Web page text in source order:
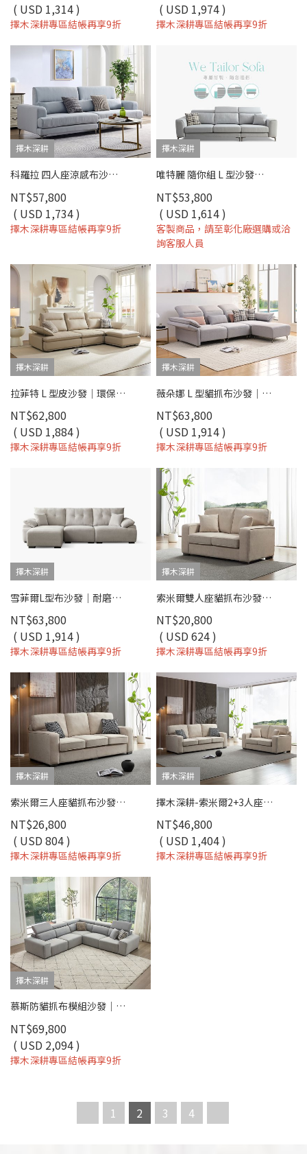
( USD 1,314 )
擇木深耕專區結帳再享9折
( USD 1,974 )
擇木深耕專區結帳再享9折
擇木深耕
科羅拉 四人座涼感布沙發｜冰感涼感布 × 高密度彈力坐墊 × 十年骨架保固 – 擇木深耕系列
NT$57,800
( USD 1,734 )
擇木深耕專區結帳再享9折
擇木深耕
唯特麗 隨你組 L 型沙發｜涼感布 × 高密度彈力坐墊 × 十年骨架保固 – 擇木深耕系列
NT$53,800
( USD 1,614 )
客製商品，請至彰化廠選購或洽
詢客服人員
擇木深耕
拉菲特 L 型皮沙發｜環保抗菌皮革 × 高密度彈力坐墊 × 十年骨架保固 – 擇木深耕系列
NT$62,800
( USD 1,884 )
擇木深耕專區結帳再享9折
擇木深耕
薇朵娜 L 型貓抓布沙發｜耐磨防潑水 × 高密度彈力坐墊 × 十年骨架保固 – 擇木深耕系列
NT$63,800
( USD 1,914 )
擇木深耕專區結帳再享9折
擇木深耕
雪菲爾L型布沙發｜耐磨防潑水 × 可拆洗布套 × 兩段式背靠 – 擇木深耕
NT$63,800
( USD 1,914 )
擇木深耕專區結帳再享9折
擇木深耕
索米爾雙人座貓抓布沙發（淺米咖）｜擇木深耕
NT$20,800
( USD 624 )
擇木深耕專區結帳再享9折
擇木深耕
索米爾三人座貓抓布沙發（淺米咖）｜擇木深耕
NT$26,800
( USD 804 )
擇木深耕專區結帳再享9折
擇木深耕
擇木深耕-索米爾2+3人座貓抓布沙發
NT$46,800
( USD 1,404 )
擇木深耕專區結帳再享9折
擇木深耕
慕斯防貓抓布模組沙發｜寵物家庭首選 × 可客製尺寸 – 擇木深耕
NT$69,800
( USD 2,094 )
擇木深耕專區結帳再享9折
1 2 3 4